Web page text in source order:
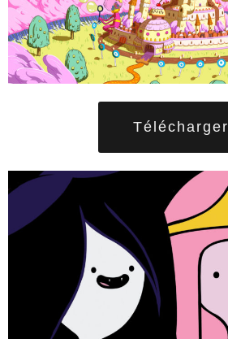
Télécharger